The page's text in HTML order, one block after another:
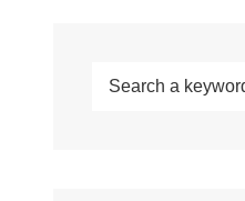
Search